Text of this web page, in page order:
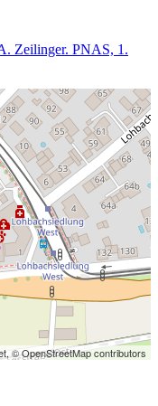
Zeilinger. PNAS, 1.
© OpenStreetMap contributors